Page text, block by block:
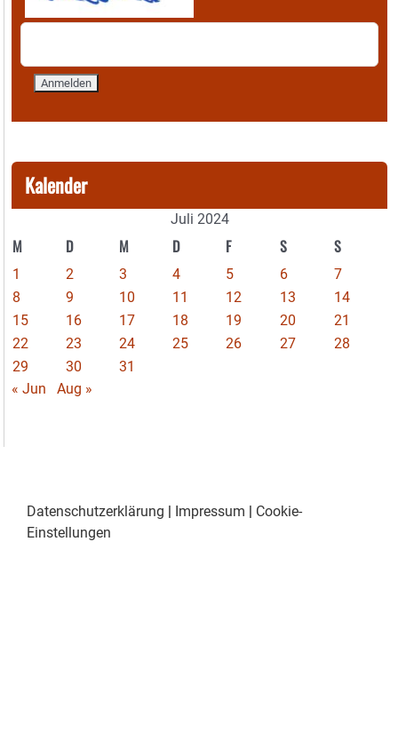
Kalender
Juli 2024
M D M D F S S
1 2 3 4 5 6
7
8
9 10 11 12 13
14
15
16 17 18 19 20
21
22
23 24 25 26 27
28
29
30
31
« Jun
Aug »
Datenschutzerklärung | Impressum | Cookie-
Einstellungen